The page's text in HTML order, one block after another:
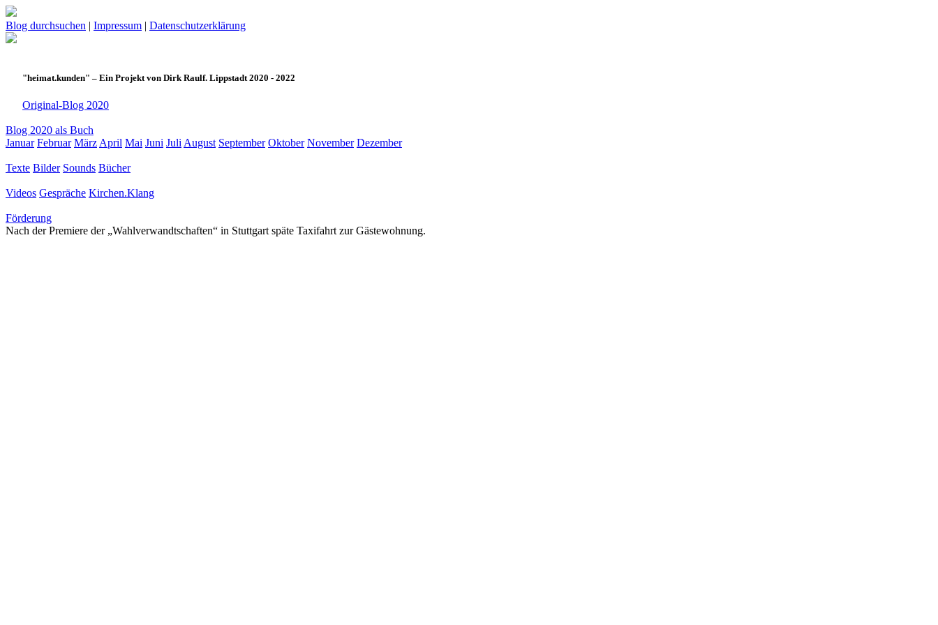
Blog durchsuchen | Impressum | Datenschutzerklärung
"heimat.kunden" – Ein Projekt von Dirk Raulf. Lippstadt 2020 - 2022
Original-Blog 2020
Blog 2020 als Buch
Januar Februar März April Mai Juni Juli August September Oktober November Dezember
Texte Bilder Sounds Bücher
Videos Gespräche Kirchen.Klang
Förderung
Nach der Premiere der „Wahlverwandtschaften“ in Stuttgart späte Taxifahrt zur Gästewohnung.